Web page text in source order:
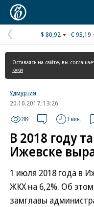
Предыдущая
страница
$ 80,92 € 93,19
Оставаясь на сайте, вы
куки
Удмуртия
20.10.2017, 13:26
289 1 мин.
В 2018 году
Ижевске
1 июля 2018 года в
ЖКХ на 6,2%. Об
замглавы